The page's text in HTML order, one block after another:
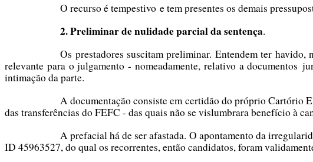
O recurso é tempestivo e tem presentes os demais
2.Preliminar de nulidade parcial da sentença.
Os prestadores suscitam preliminar. Entendem ter
relevante para o julgamento - nomeadamente, relativo a documentos
intimação da parte.
A documentação consiste em certidão do próprio Cartório
das transferências do FEFC - das quais não se vislumbrara benefício à
A prefacial há de ser afastada. O apontamento da
ID 45963527, do qual os recorrentes, então candidatos, foram